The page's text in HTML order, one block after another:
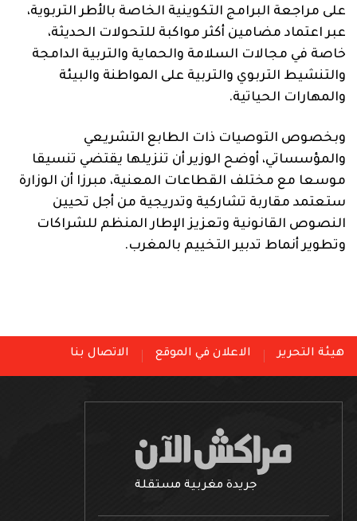
على مراجعة البرامج التكوينية الخاصة بالأطر التربوية،
عبر اعتماد مضامين أكثر مواكبة للتحولات الحديثة،
خاصة في مجالات السلامة والحماية والتربية الدامجة
والتنشيط التربوي والتربية على المواطنة والبيئة
والمهارات الحياتية.
وبخصوص التوصيات ذات الطابع التشريعي
والمؤسساتي، أوضح الوزير أن تنزيلها يقتضي تنسيقا
موسعا مع مختلف القطاعات المعنية، مبرزا أن الوزارة
ستعتمد مقاربة تشاركية وتدريجية من أجل تحيين
النصوص القانونية وتعزيز الإطار المنظم للشراكات
وتطوير أنماط تدبير التخييم بالمغرب.
هيئة التحرير الاعلان في الموقع الاتصال بنا
جريدة مغربية مستقلة